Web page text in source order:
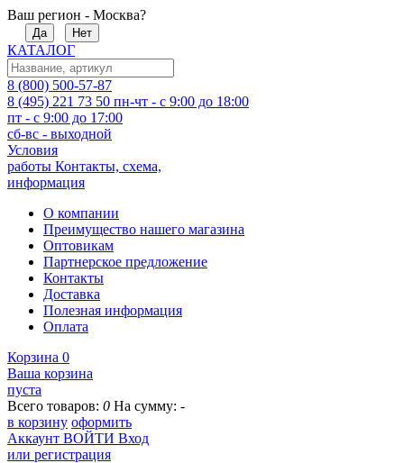
Ваш регион - Москва?
Да Нет
КАТАЛОГ
8 (800) 500-57-87
8 (495) 221 73 50 пн-чт - с 9:00 до 18:00
пт - с 9:00 до 17:00
сб-вс - выходной
Условия
работы Контакты, схема,
информация
О компании
Преимущество нашего магазина
Оптовикам
Партнерское предложение
Контакты
Доставка
Полезная информация
Оплата
Корзина 0
Ваша корзина
пуста
Всего товаров: 0 На сумму: -
в корзину оформить
Аккаунт ВОЙТИ Вход
или регистрация